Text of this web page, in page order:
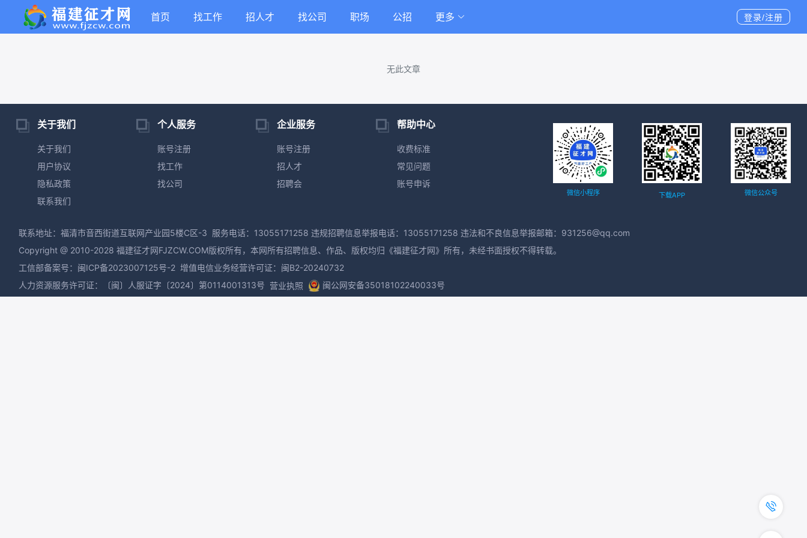
首页 找工作 招人才 找公司 职场 公招 更多 登录/注册
无此文章
关于我们
关于我们
用户协议
隐私政策
联系我们
个人服务
账号注册
找工作
找公司
企业服务
账号注册
招人才
招聘会
帮助中心
收费标准
常见问题
账号申诉
微信小程序 下载APP 微信公众号
联系地址：福清市音西街道互联网产业园5楼C区-3 服务电话：13055171258 违规招聘信息举报电话：13055171258 违法和不良信息举报邮箱：931256@qq.com
Copyright @ 2010-2028 福建征才网FJZCW.COM版权所有，本网所有招聘信息、作品、版权均归《福建征才网》所有，未经书面授权不得转载。
工信部备案号： 闽ICP备2023007125号-2 增值电信业务经营许可证：闽B2-20240732
人力资源服务许可证：〔闽〕人服证字〔2024〕第0114001313号 营业执照 闽公网安备35018102240033号